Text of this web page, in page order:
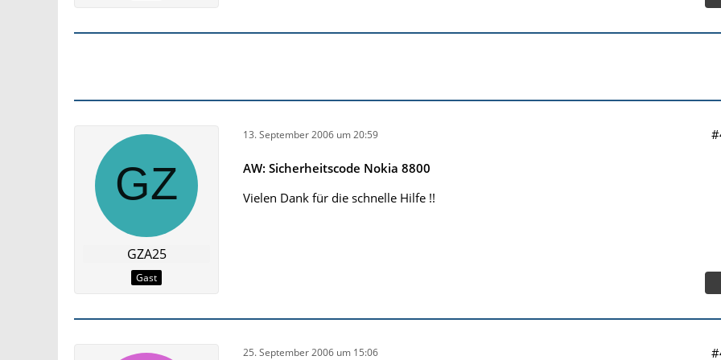
GZA25
Gast
13. September 2006 um 20:59
AW: Sicherheitscode Nokia 8800
Vielen Dank für die schnelle Hilfe !!
25. September 2006 um 15:06